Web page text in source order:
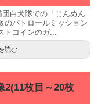
白犬隊での「じんめん
パトロールミッション
トコインのガ...
読む
枚目～20枚